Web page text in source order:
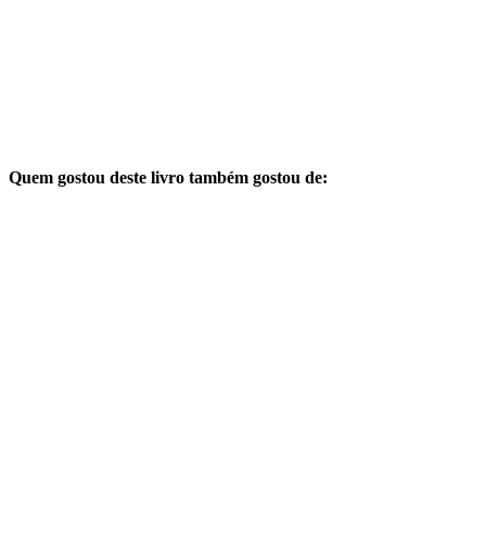
Quem gostou deste livro também gostou de: